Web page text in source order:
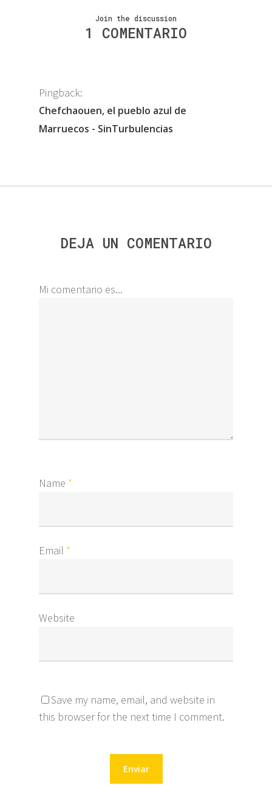
Join the discussion
1 COMENTARIO
Pingback:
Chefchaouen, el pueblo azul de
Marruecos - SinTurbulencias
DEJA UN COMENTARIO
Mi comentario es...
Name *
Email *
Website
Save my name, email, and website in
this browser for the next time I comment.